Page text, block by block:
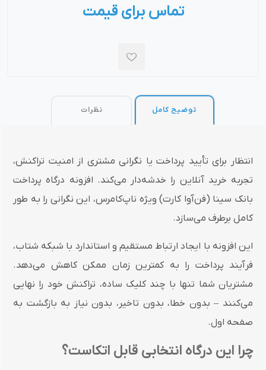
تماس برای قیمت
توضیح کامل نظرات
انتظار برای تأیید پرداخت یا نگرانی مشتری از امنیت تراکنش،
تجربه خرید آنلاین را خدشه‌دار می‌کند. افزونه درگاه پرداخت
بانک سینا (فن‌آوا کارت) ویژه ناپ‌کامرس، این نگرانی را به طور
کامل برطرف می‌سازد.
این افزونه با ایجاد ارتباط مستقیم و استاندارد با شبکه شتاب،
فرآیند پرداخت را به کمترین زمان ممکن کاهش می‌دهد.
مشتریان شما تنها با چند کلیک ساده، تراکنش خود را نهایی
می‌کنند – بدون خطا، بدون تاخیر، بدون نیاز به بازگشت به
صفحه اول.
چرا این درگاه انتخابی قابل اتکاست؟